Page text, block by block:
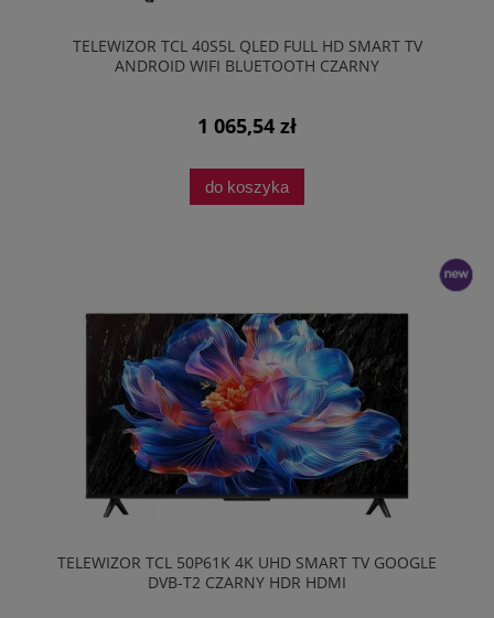
TELEWIZOR TCL 40S5L QLED FULL HD SMART TV
ANDROID WIFI BLUETOOTH CZARNY
1 065,54 zł
do koszyka
TELEWIZOR TCL 50P61K 4K UHD SMART TV GOOGLE
DVB-T2 CZARNY HDR HDMI